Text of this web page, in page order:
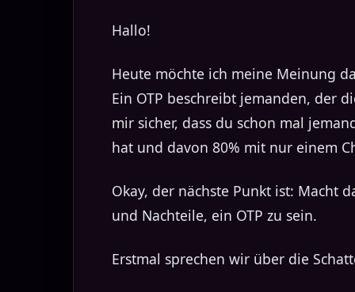
Hallo!
Heute möchte ich meine Meinung
Ein OTP beschreibt jemanden, der
mir sicher, dass du schon mal
hat und davon 80% mit nur einem
Okay, der nächste Punkt ist: Macht
und Nachteile, ein OTP zu sein.
Erstmal sprechen wir über die